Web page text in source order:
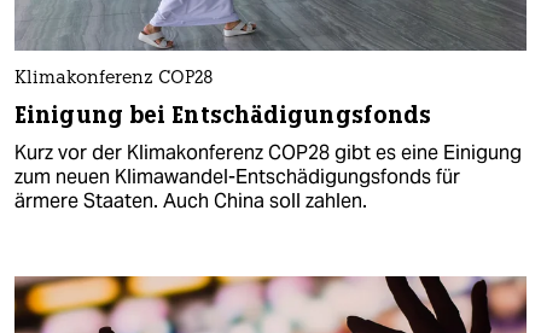
Klimakonferenz COP28
Einigung bei Entschädigungsfonds
Kurz vor der Klimakonferenz COP28 gibt es eine Einigung
zum neuen Klimawandel-Entschädigungsfonds für
ärmere Staaten. Auch China soll zahlen.